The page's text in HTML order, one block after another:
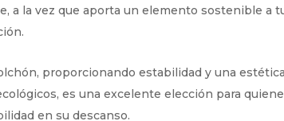
a la vez que aporta un elemento sostenible a
proporcionando estabilidad y una estética
es una excelente elección para
en su descanso.